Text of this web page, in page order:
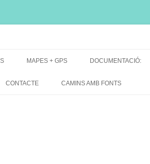
MAPES + GPS
MAPES EXCURSIONS
DOCUMENTACIÓ:
CONTACTE CAMINS AMB FONTS